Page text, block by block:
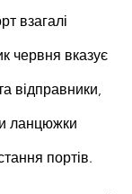
взагалі
червня вказує
відправники,
ланцюжки
портів.